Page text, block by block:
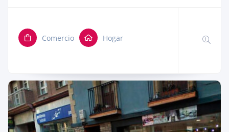
Comercio Hogar